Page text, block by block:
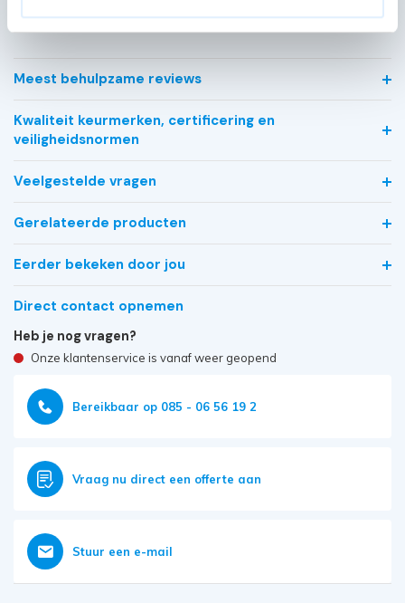
Bekijk alle specificaties
Meest behulpzame reviews
Kwaliteit keurmerken, certificering en
veiligheidsnormen
Veelgestelde vragen
Gerelateerde producten
Eerder bekeken door jou
Direct contact opnemen
Heb je nog vragen?
Onze klantenservice is vanaf weer geopend
Bereikbaar op 085 - 06 56 19 2
Vraag nu direct een offerte aan
Stuur een e-mail